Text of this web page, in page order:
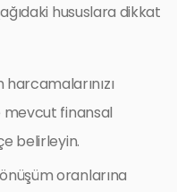
hususlara dikkat
mevcut finansal
belirleyin.
oranlarına